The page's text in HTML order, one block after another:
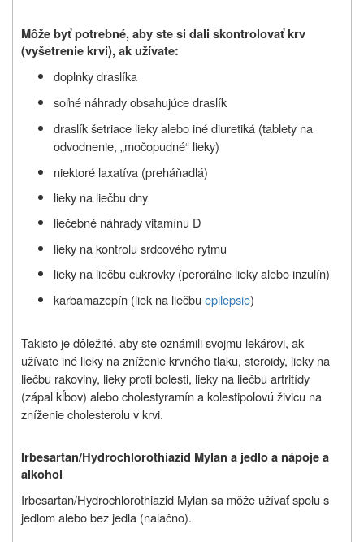
Môže byť potrebné, aby ste si dali skontrolovať krv
(vyšetrenie krvi), ak užívate:
doplnky draslíka
soľné náhrady obsahujúce draslík
draslík šetriace lieky alebo iné diuretiká (tablety na
odvodnenie, „močopudné“ lieky)
niektoré laxatíva (preháňadlá)
lieky na liečbu dny
liečebné náhrady vitamínu D
lieky na kontrolu srdcového rytmu
lieky na liečbu cukrovky (perorálne lieky alebo inzulín)
karbamazepín (liek na liečbu epilepsie)
Takisto je dôležité, aby ste oznámili svojmu lekárovi, ak
užívate iné lieky na zníženie krvného tlaku, steroidy, lieky na
liečbu rakoviny, lieky proti bolesti, lieky na liečbu artritídy
(zápal kĺbov) alebo cholestyramín a kolestipolovú živicu na
zníženie cholesterolu v krvi.
Irbesartan/Hydrochlorothiazid Mylan a jedlo a nápoje a
alkohol
Irbesartan/Hydrochlorothiazid Mylan sa môže užívať spolu s
jedlom alebo bez jedla (nalačno).